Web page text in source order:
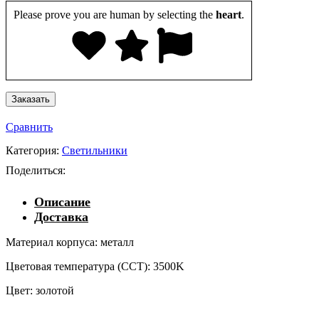
Please prove you are human by selecting the heart.
Сравнить
Категория: Светильники
Поделиться:
Описание
Доставка
Материал корпуса: металл
Цветовая температура (CCT): 3500K
Цвет: золотой